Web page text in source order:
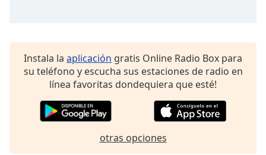
Instala la aplicación gratis Online Radio Box para
su teléfono y escucha sus estaciones de radio en
línea favoritas dondequiera que esté!
otras opciones